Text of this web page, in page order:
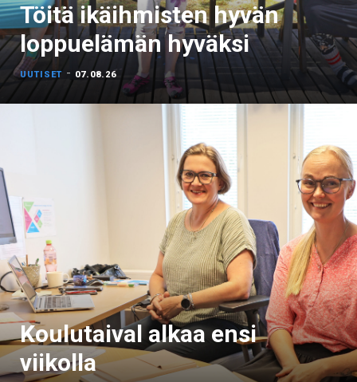
Töitä ikäihmisten hyvän
loppuelämän hyväksi
UUTISET - 07.08.26
Koulutaival alkaa ensi
viikolla